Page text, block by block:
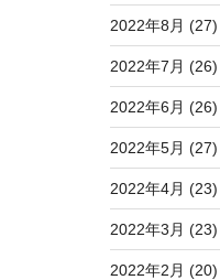
2022年8月 (27)
2022年7月 (26)
2022年6月 (26)
2022年5月 (27)
2022年4月 (23)
2022年3月 (23)
2022年2月 (20)